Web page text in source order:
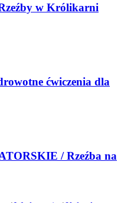
w Królikarni
ćwiczenia dla
/ Rzeźba na